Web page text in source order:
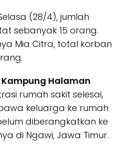
(28/4), jumlah
sebanyak 15 orang.
Mia Citra, total korban
Halaman
rumah sakit selesai,
keluarga ke rumah
diberangkatkan ke
di Ngawi, Jawa Timur.